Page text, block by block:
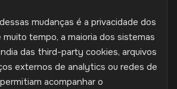
mudanças é a privacidade dos
muito tempo, a maioria dos sistemas
das third-party cookies, arquivos
externos de analytics ou redes de
acompanhar o